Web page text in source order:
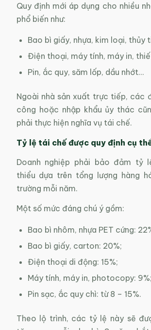
Quy định mới áp dụng cho nhiều
phổ biến như:
Bao bì giấy, nhựa, kim loại, thủy
Điện thoại, máy tính, máy in,
Pin, ắc quy, săm lốp, dầu nhớt…
Ngoài nhà sản xuất trực tiếp, các
công hoặc nhập khẩu ủy thác
phải thực hiện nghĩa vụ tái chế.
Tỷ lệ tái chế được quy định cụ
Doanh nghiệp phải bảo đảm tỷ
thiểu dựa trên tổng lượng hàng
trường mỗi năm.
Một số mức đáng chú ý gồm:
Bao bì nhôm, nhựa PET cứng:
Bao bì giấy, carton: 20%;
Điện thoại di động: 15%;
Máy tính, máy in, photocopy: 9%;
Pin sạc, ắc quy chì: từ 8 – 15%.
Theo lộ trình, các tỷ lệ này sẽ